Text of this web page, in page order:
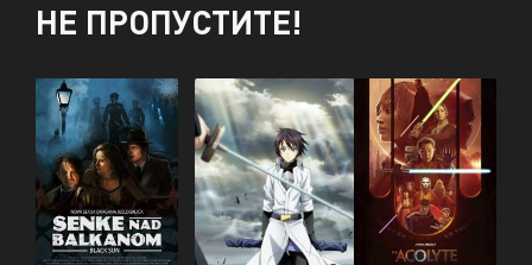
НЕ ПРОПУСТИТЕ!